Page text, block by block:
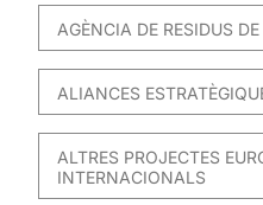
AGÈNCIA DE RESIDUS
ALIANCES
ALTRES PROJECTES
INTERNACIONALS